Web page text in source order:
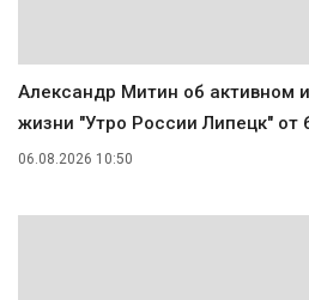
Александр Митин об активном
жизни "Утро России Липецк" от
06.08.2026 10:50